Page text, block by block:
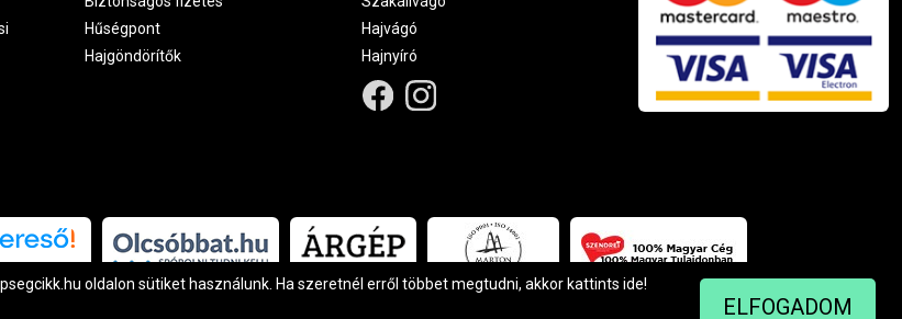
Hűségpont
Hajgöndörítők
Hajvágó
Hajnyíró
ELFOGADOM
oldalon sütiket használunk. Ha szeretnél erről többet megtudni, akkor kattints ide!